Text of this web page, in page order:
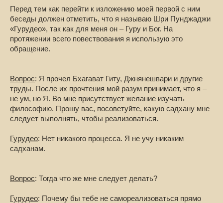
Перед тем как перейти к изложению моей первой с ним
беседы должен отметить, что я называю Шри Пунджаджи
«Гурудео», так как для меня он – Гуру и Бог. На
протяжении всего повествования я использую это
обращение.
Вопрос: Я прочел Бхагават Гиту, Джнянешвари и другие
труды. После их прочтения мой разум принимает, что я –
не ум, но Я. Во мне присутствует желание изучать
философию. Прошу вас, посоветуйте, какую садхану мне
следует выполнять, чтобы реализоваться.
Гурудео: Нет никакого процесса. Я не учу никаким
садханам.
Вопрос: Тогда что же мне следует делать?
Гурудео: Почему бы тебе не самореализоваться прямо